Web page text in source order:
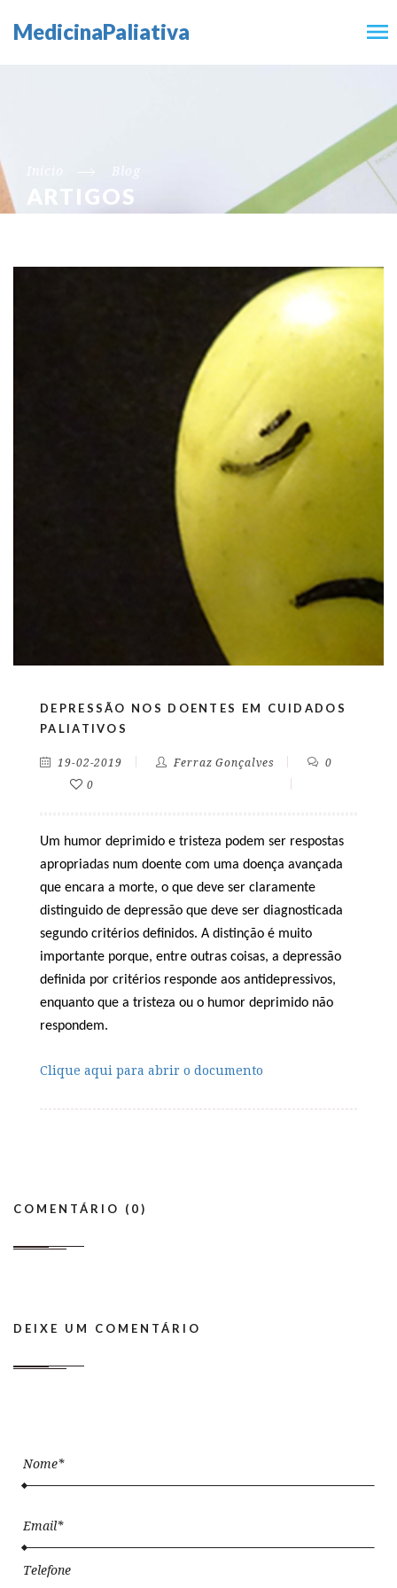
MedicinaPaliativa
Blog
ARTIGOS
DEPRESSÃO NOS DOENTES EM CUIDADOS
PALIATIVOS
19-02-2019 Ferraz Gonçalves
0
0
Um humor deprimido e tristeza podem ser respostas
apropriadas num doente com uma doença avançada
que encara a morte, o que deve ser claramente
distinguido de depressão que deve ser diagnosticada
segundo critérios definidos. A distinção é muito
importante porque, entre outras coisas, a depressão
definida por critérios responde aos antidepressivos,
enquanto que a tristeza ou o humor deprimido não
respondem.
Clique aqui para abrir o documento
COMENTÁRIO (0)
DEIXE UM COMENTÁRIO